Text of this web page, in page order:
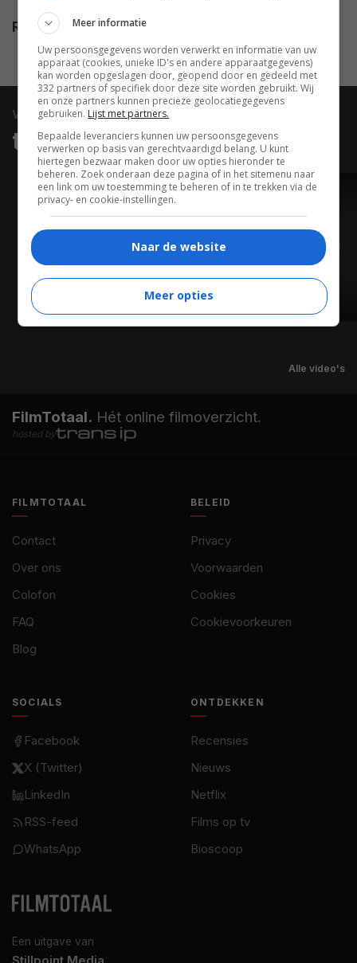
Release
21.12.2011
video
trailers & clips
01:44
TRAILER
Alle video's
FilmTotaal. Hét online filmoverzicht.
hosted by
Een uitgave van
FILMTOTAAL
Contact
Over ons
Colofon
FAQ
Blog
BELEID
Privacy
Voorwaarden
Cookies
Cookievoorkeuren
SOCIALS
Facebook
X (Twitter)
LinkedIn
RSS-feed
WhatsApp
ONTDEKKEN
Recensies
Nieuws
Netflix
Films op tv
Bioscoop
Meer informatie
Uw persoonsgegevens worden verwerkt en informatie van uw
apparaat (cookies, unieke ID's en andere apparaatgegevens)
kan worden opgeslagen door, geopend door en gedeeld met
332 partners of specifiek door deze site worden gebruikt. Wij
en onze partners kunnen precieze geolocatiegegevens
gebruiken. Lijst met partners.
Bepaalde leveranciers kunnen uw persoonsgegevens
verwerken op basis van gerechtvaardigd belang. U kunt
hiertegen bezwaar maken door uw opties hieronder te
beheren. Zoek onderaan deze pagina of in het sitemenu naar
een link om uw toestemming te beheren of in te trekken via de
privacy- en cookie-instellingen.
Naar de website
Meer opties